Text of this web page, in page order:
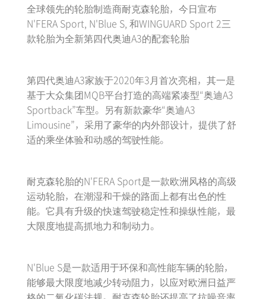
全球领先的轮胎制造商耐克森轮胎，今日宣布
N'FERA Sport, N'Blue S, 和WINGUARD Sport 2三
款轮胎为全新第四代奥迪A3的配套轮胎
第四代奥迪A3家族于2020年3月首次亮相，其一是
基于大众集团MQB平台打造的高端紧凑型“奥迪A3
Sportback”车型。另有新款豪华“奥迪A3
Limousine”，采用了豪华的内外部设计，提供了舒
适的乘坐体验和动感的驾驶性能。
耐克森轮胎的N'FERA Sport是一款欧洲风格的高级
运动轮胎，在潮湿和干燥的路面上都有出色的性
能。它具有升级的快速驾驶稳定性和操纵性能，最
大限度地提高抓地力和制动力。
N'Blue S是一款适用于环保和高性能车辆的轮胎，
能够最大限度地减少转动阻力，以应对欧洲日益严